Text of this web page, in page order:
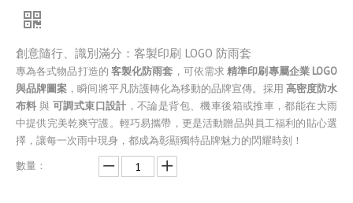
創意隨行、識別滿分：客製印刷 LOGO 防雨套
專為各式物品打造的 客製化防雨套 ，可依需求精準印刷專屬企業 LOGO
與品牌圖案 ，瞬间將平凡防護轉化為移動的品牌宣傳。採用 高密度防水
布料 與 可調式束口設計 ，不論是背包、機車後箱或推車，都能在大雨
中提供完美乾爽守護。輕巧易攜帶，更是活動贈品與員工福利的貼心選
擇，讓每一次雨中現身，都成為彰顯獨特品牌魅力的閃耀時刻！
數量：